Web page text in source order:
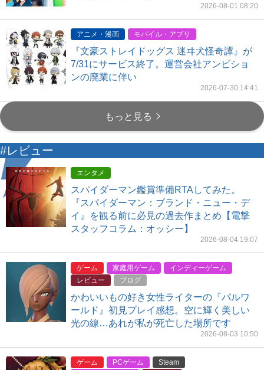
2026-08-01 08:20
アニメ・漫画 モバイル・アプリ
『文豪ストレイドッグス 迷ヰ犬怪奇譚』が
7/31にサービス終了。運営会社アンビショ
ンの廃業に伴い
2026-07-30 14:41
もっと見る
#レビュー
エンタメ
スパイダーマン鑑賞準備RTAしてみた。
『スパイダーマン：ブランド・ニュー・デ
イ』を観る前に必見の過去作まとめ【電撃
スタッフコラム：オッシー】
2026-08-04 19:07
ゲーム 家庭用ゲーム
インディーゲーム
レビュー
ブログ
かわいいもの好き女性ライターの『パルワ
ールド』初見プレイ感想。空に輝く美しい
光の線…あれが私が死亡した場所です
2026-08-03 10:50
ゲーム PCゲーム
Steam